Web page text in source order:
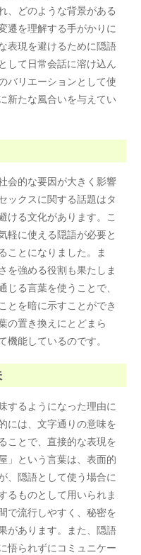
、どのような背景がある
遷を理解する手がかりに
表現を避けるために隠語
して日常会話に溶け込ん
バリエーションとして使
新たな風合いを与えてい
会的な要因が大きく影響
ックスに関する話題はタ
ける文化があります。こ
軽に使える隠語が必要と
ことになりました。ま
を強める役割も果たしま
る言葉を使うことで、
とを暗に示すことができ
の置き換えにとどまら
能しているのです。
するようになった理由に
には、文字通りの意味を
ことで、直接的な表現を
」という言葉は、表面的
、隠語として使う場合に
るものとして用いられま
で流行しやすく、秘密を
があります。また、隠語
悟られずにコミュニケー